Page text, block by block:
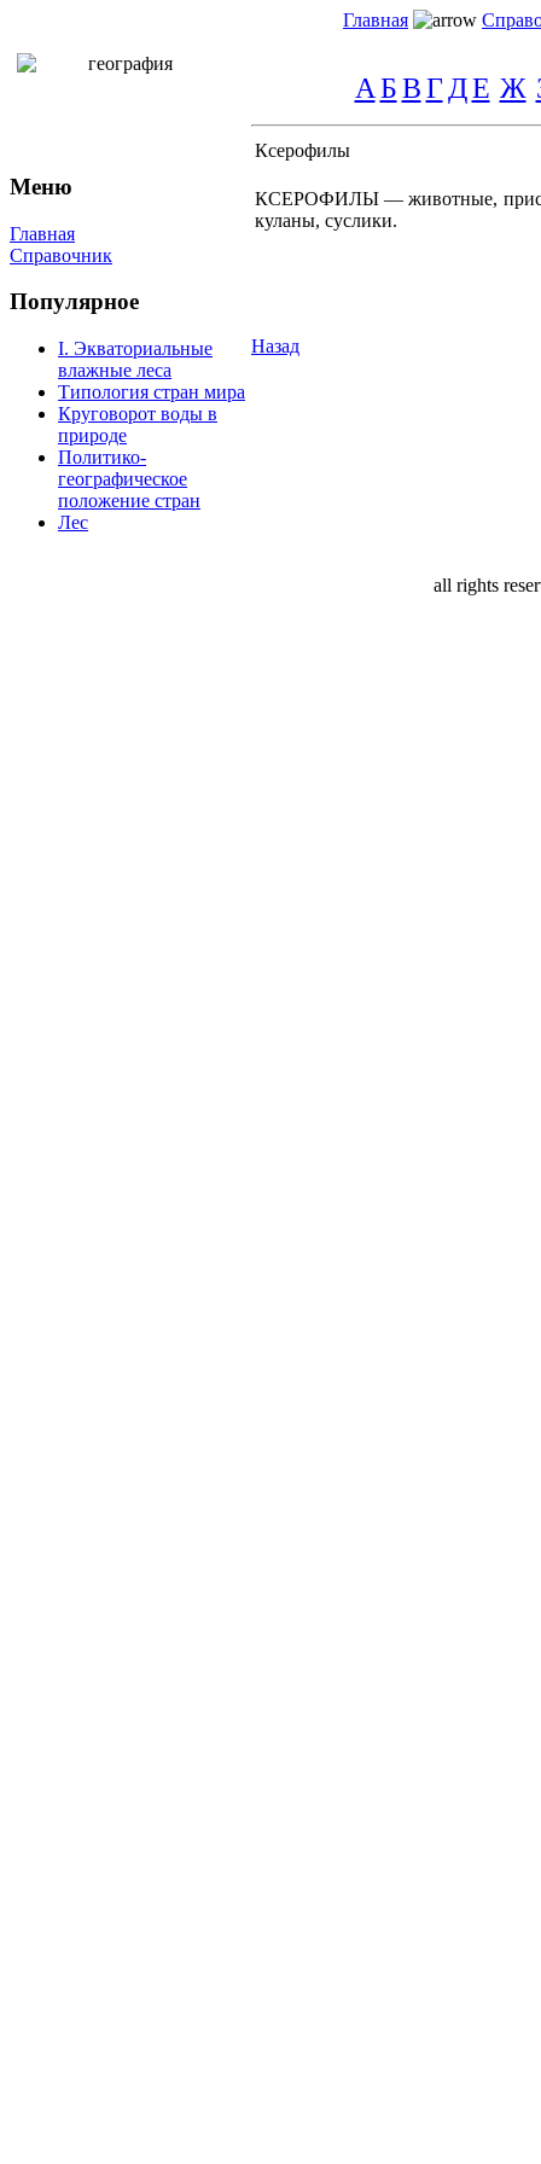
Главная
Меню
Главная
Справочник
Популярное
I. Экваториальные
влажные леса
Типология стран мира
Круговорот воды в
природе
Политико-
географическое
положение стран
Лес
А БВГ ДЕ Ж
Ксерофилы
КСЕРОФИЛЫ — животные,
куланы, суслики.
Назад
all rights